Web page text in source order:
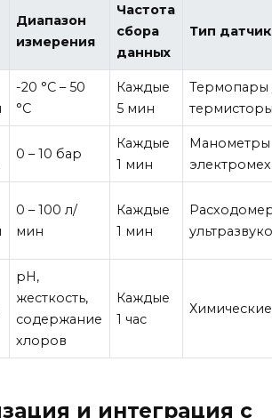
Диапазон
измерения
Частота
сбора
данных
Тип
-20 °C – 50
°C
Каждые
5 мин
Термопары
0 – 10 бар
Каждые
1 мин
Манометры
0 – 100 л/
мин
Каждые
1 мин
pH,
жесткость,
содержание
хлоров
Каждые
1 час
и интеграция с